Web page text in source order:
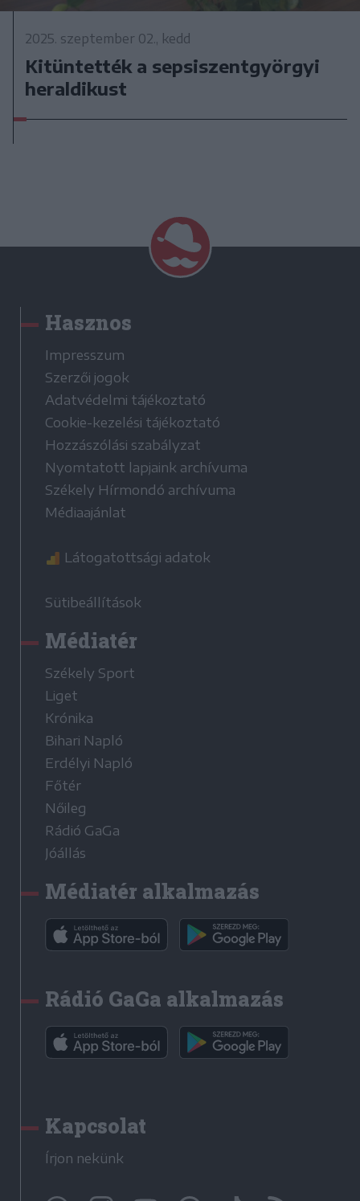
2025. szeptember 02., kedd
Kitüntették a sepsiszentgyörgyi
heraldikust
Hasznos
Impresszum
Szerzői jogok
Adatvédelmi tájékoztató
Cookie-kezelési tájékoztató
Hozzászólási szabályzat
Nyomtatott lapjaink archívuma
Székely Hírmondó archívuma
Médiaajánlat
Látogatottsági adatok
Sütibeállítások
Médiatér
Székely Sport
Liget
Krónika
Bihari Napló
Erdélyi Napló
Főtér
Nőileg
Rádió GaGa
Jóállás
Médiatér alkalmazás
Rádió GaGa alkalmazás
Kapcsolat
Írjon nekünk